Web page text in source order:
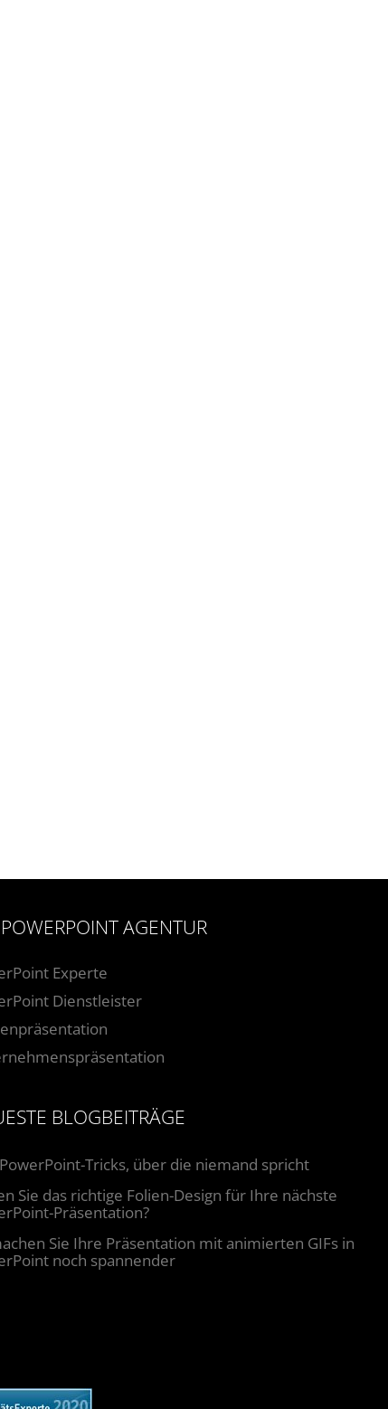
AGENTUR
Experte
Dienstleister
BLOGBEITRÄGE
Tricks, über die niemand spricht
Sie das richtige Folien-Design für Ihre nächste
Präsentation?
Sie Ihre Präsentation mit animierten GIFs in
noch spannender